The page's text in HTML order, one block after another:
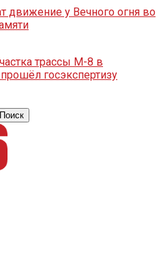
движение у Вечного огня во
трассы М-8 в
госэкспертизу
Поиск